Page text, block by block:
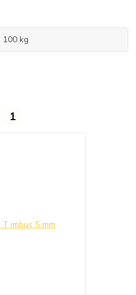
100 kg
1